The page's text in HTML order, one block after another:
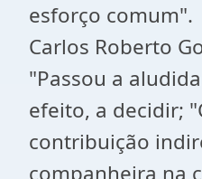
esforço comum".
Carlos Roberto
"Passou a
efeito, a decidir;
contribuição
companheira na